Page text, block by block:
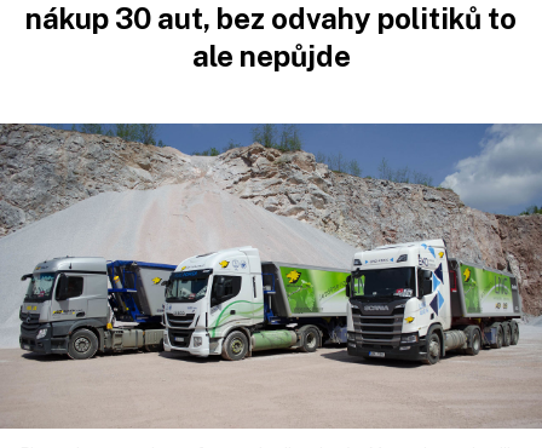
nákup 30 aut, bez odvahy politiků to
ale nepůjde